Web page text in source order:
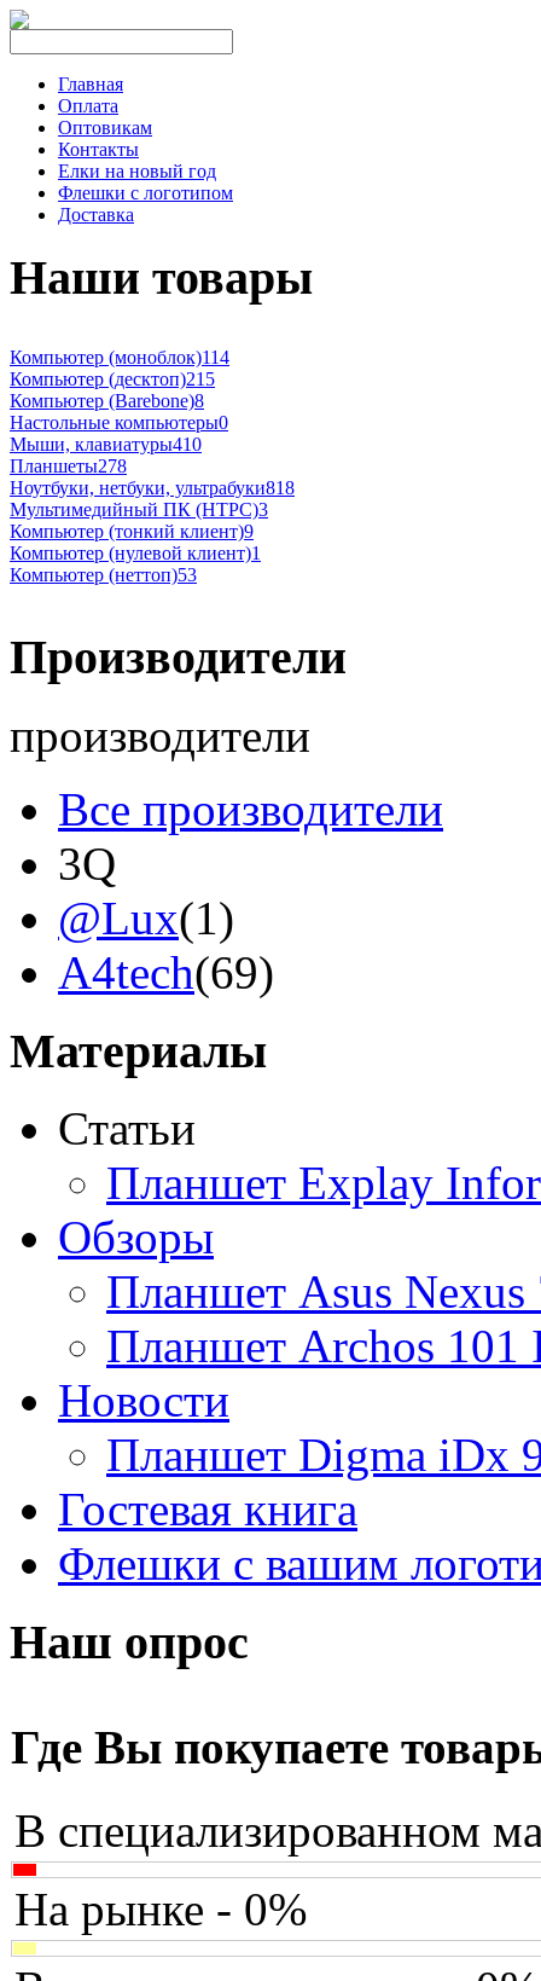
Главная
Оплата
Оптовикам
Контакты
Елки на новый год
Флешки с логотипом
Доставка
Наши товары
Компьютер (моноблок)114
Компьютер (десктоп)215
Компьютер (Barebone)8
Настольные компьютеры0
Мыши, клавиатуры410
Планшеты278
Ноутбуки, нетбуки, ультрабуки818
Мультимедийный ПК (HTPC)3
Компьютер (тонкий клиент)9
Компьютер (нулевой клиент)1
Компьютер (неттоп)53
Производители
производители
Все производители
3Q
@Lux(1)
A4tech(69)
Acme(2)
Ainol
Altinet
Amazon
Amber
Ampe
Apache
Apple(4)
Apriori
Archos
Armaggeddon
Assistant
Asus(9)
Barnes&noble
Brain
Brava
Canyon(1)
Материалы
Статьи
Планшет Explay
Обзоры
Планшет Asus Nexus
Планшет Archos 101
Новости
Планшет Digma iDx
Гостевая книга
Флешки с вашим
Наш опрос
Где Вы покупаете
В специализированном
На рынке - 0%